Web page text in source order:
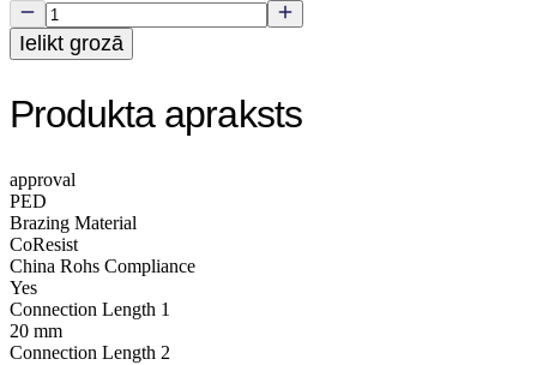
Ielikt grozā
Produkta apraksts
approval
PED
Brazing Material
CoResist
China Rohs Compliance
Yes
Connection Length 1
20 mm
Connection Length 2